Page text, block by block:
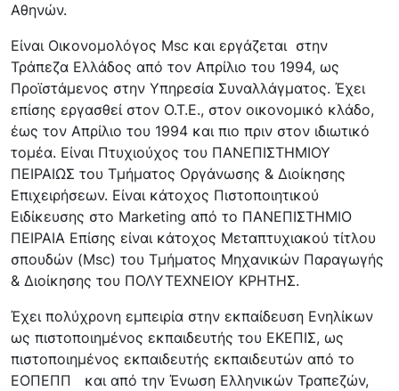
Αθηνών.
Είναι Οικονομολόγος Msc και εργάζεται στην
Τράπεζα Ελλάδος από τον Απρίλιο του 1994, ως
Προϊστάμενος στην Υπηρεσία Συναλλάγματος. Έχει
επίσης εργασθεί στον Ο.Τ.Ε., στον οικονομικό κλάδο,
έως τον Απρίλιο του 1994 και πιο πριν στον ιδιωτικό
τομέα. Είναι Πτυχιούχος του ΠΑΝΕΠΙΣΤΗΜΙΟΥ
ΠΕΙΡΑΙΩΣ του Τμήματος Οργάνωσης & Διοίκησης
Επιχειρήσεων. Είναι κάτοχος Πιστοποιητικού
Ειδίκευσης στο Marketing από το ΠΑΝΕΠΙΣΤΗΜΙΟ
ΠΕΙΡΑΙΑ Επίσης είναι κάτοχος Μεταπτυχιακού τίτλου
σπουδών (Msc) του Τμήματος Μηχανικών Παραγωγής
& Διοίκησης του ΠΟΛΥΤΕΧΝΕΙΟΥ ΚΡΗΤΗΣ.
Έχει πολύχρονη εμπειρία στην εκπαίδευση Ενηλίκων
ως πιστοποιημένος εκπαιδευτής του ΕΚΕΠΙΣ, ως
πιστοποιημένος εκπαιδευτής εκπαιδευτών από το
ΕΟΠΕΠΠ και από την Ένωση Ελληνικών Τραπεζών,